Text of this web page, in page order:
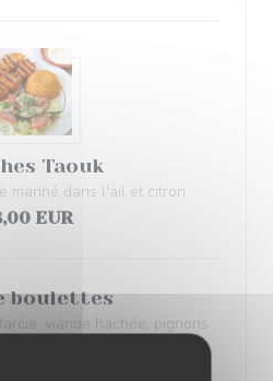
Taouk
mariné dans l'ail et citron
EUR
boulettes
viande hachée, pignons